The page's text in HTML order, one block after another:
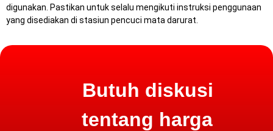
digunakan. Pastikan untuk selalu mengikuti instruksi penggunaan
yang disediakan di stasiun pencuci mata darurat.
Butuh diskusi
tentang harga